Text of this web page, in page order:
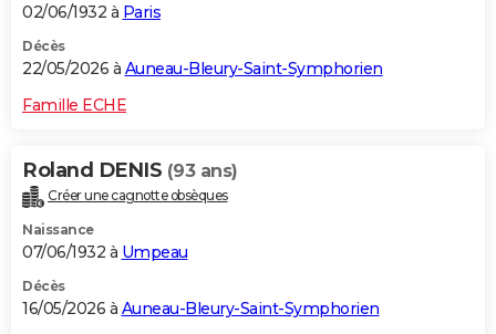
02/06/1932 à Paris
Décès
22/05/2026 à Auneau-Bleury-Saint-Symphorien
Famille ECHE
Roland DENIS (93 ans)
Créer une cagnotte obsèques
Naissance
07/06/1932 à Umpeau
Décès
16/05/2026 à Auneau-Bleury-Saint-Symphorien